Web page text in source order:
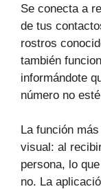
Se conecta a
de tus
rostros
también
informándote
número no
La función
visual: al
persona, lo
no. La